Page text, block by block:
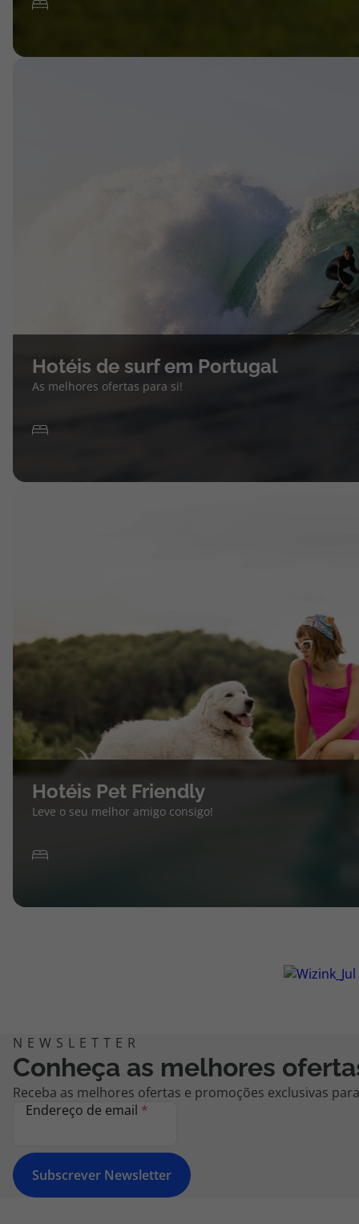
Hotéis de surf em Portugal
As melhores ofertas para si!
Hotéis Pet Friendly
Leve o seu melhor amigo consigo!
Conheça as melhores
Receba as melhores ofertas e promoções exclusivas
Endereço de email *
Subscrever Newsletter